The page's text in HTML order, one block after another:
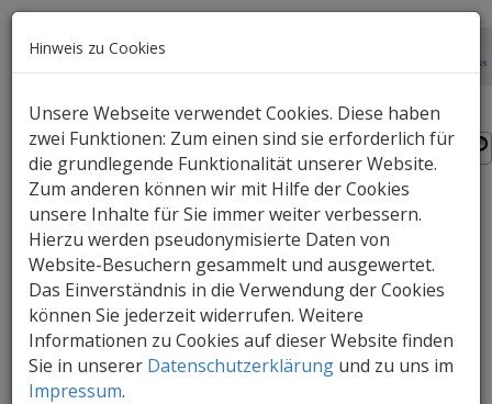
Roberta & Henry
Roberta hasst ihren Hals. Alle anderen
starren ihn an, ganz sicher, und finden ihn
viel zu … halsig. Gut, dass Henry
daherkommt und einen Wunsch hat.
Hinweis zu Cookies
Unsere Webseite verwendet Cookies. Diese haben
zwei Funktionen: Zum einen sind sie erforderlich für
die grundlegende Funktionalität unserer Website.
Zum anderen können wir mit Hilfe der Cookies
unsere Inhalte für Sie immer weiter verbessern.
Hierzu werden pseudonymisierte Daten von
Website-Besuchern gesammelt und ausgewertet.
Das Einverständnis in die Verwendung der Cookies
können Sie jederzeit widerrufen. Weitere
Informationen zu Cookies auf dieser Website finden
Sie in unserer Datenschutzerklärung und zu uns im
Impressum.